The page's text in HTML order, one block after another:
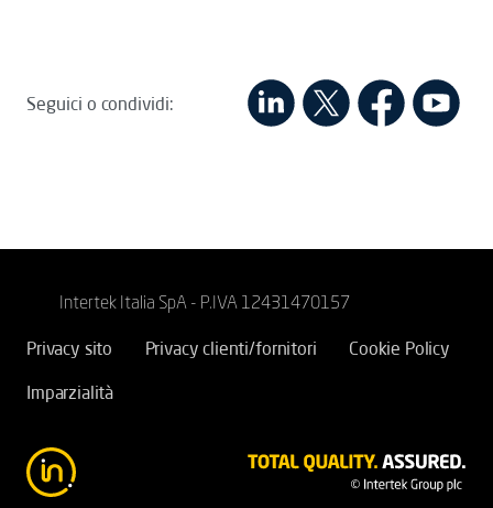
Seguici o condividi:
Intertek Italia SpA - P.IVA 12431470157
Privacy sito Privacy clienti/fornitori
Cookie Policy
Imparzialità